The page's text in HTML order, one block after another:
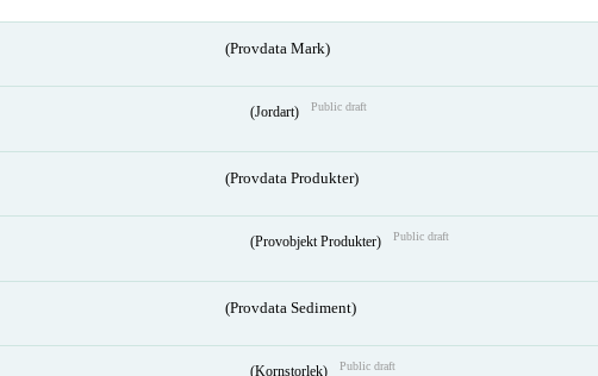
(Provdata Mark)
(Jordart) Public draft
(Provdata Produkter)
(Provobjekt Produkter) Public draft
(Provdata Sediment)
(Kornstorlek) Public draft